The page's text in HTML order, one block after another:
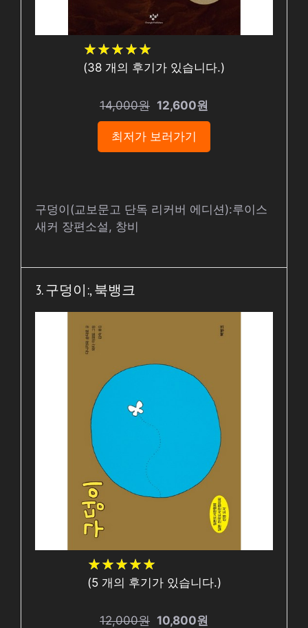
★★★★★
★★★★★
(38 개의 후기가 있습니다.)
14,000원 12,600원
최저가 보러가기
구덩이(교보문고 단독 리커버 에디션):루이스
새커 장편소설, 창비
3. 구덩이:, 북뱅크
★★★★★
★★★★★
(5개의 후기가 있습니다.)
12,000원 10,800원